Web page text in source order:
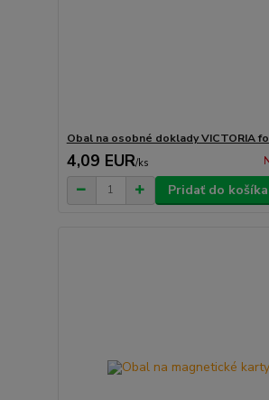
Obal na osobné doklady VICTORIA
4,09 EUR/ks
Pridať do košíka